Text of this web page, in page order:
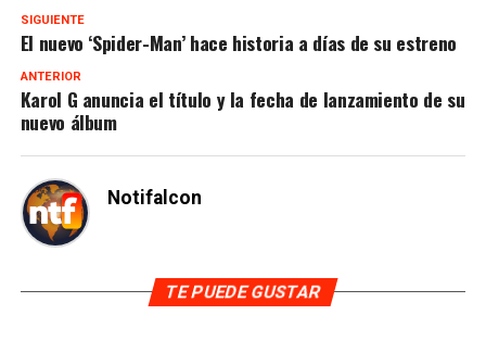
SIGUIENTE
El nuevo ‘Spider-Man’ hace historia a días de su estreno
ANTERIOR
Karol G anuncia el título y la fecha de lanzamiento de su
nuevo álbum
Notifalcon
TE PUEDE GUSTAR